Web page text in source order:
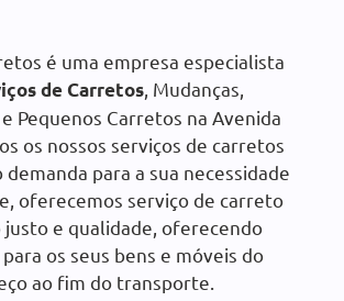
ORÇAMENTO
é uma empresa especialista
de Carretos, Mudanças,
Pequenos Carretos na Avenida
os nossos serviços de carretos
para a sua necessidade
oferecemos serviço de carreto
justo e qualidade, oferecendo
os seus bens e móveis do
ao fim do transporte.